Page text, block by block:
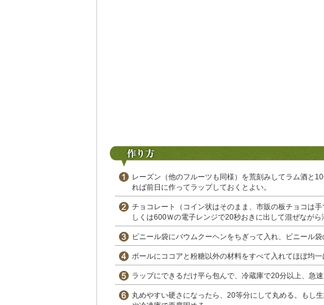
レーズン（他のフルーツも同様）を荒刻みしてラム酒と
れば前日に作ってラップしておくとよい。
チョコレート（コイン状はそのまま、市販の板チョコは
しくは600Ｗの電子レンジで20秒おきに出して混ぜながら
ビニール袋にバウムクーヘンをちぎって入れ、ビニール袋
ボールにココアと粉糖以外の材料をすべて入れてほぼ均一
ラップにできるだけ平ら包んで、冷蔵庫で20分以上、急
丸めやすい硬さになったら、20等分にして丸める。もし